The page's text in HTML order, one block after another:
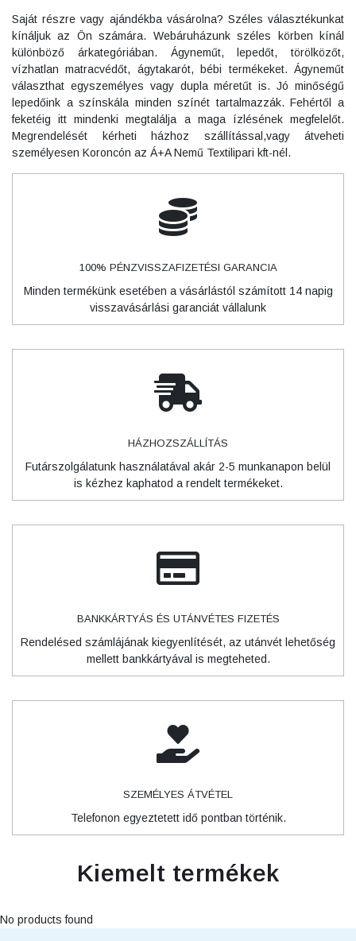
Saját részre vagy ajándékba vásárolna? Széles választékunkat
kínáljuk az Ön számára. Webáruházunk széles körben kínál
különböző árkategóriában. Ágyneműt, lepedőt, törölközőt,
vízhatlan matracvédőt, ágytakarót, bébi termékeket. Ágyneműt
választhat egyszemélyes vagy dupla méretűt is. Jó minőségű
lepedőink a színskála minden színét tartalmazzák. Fehértől a
feketéig itt mindenki megtalálja a maga ízlésének megfelelőt.
Megrendelését kérheti házhoz szállítással,vagy átveheti
személyesen Koroncón az Á+A Nemű Textilipari kft-nél.
100% PÉNZVISSZAFIZETÉSI GARANCIA
Minden termékünk esetében a vásárlástól számított 14 napig
visszavásárlási garanciát vállalunk
HÁZHOZSZÁLLÍTÁS
Futárszolgálatunk használatával akár 2-5 munkanapon belül
is kézhez kaphatod a rendelt termékeket.
BANKKÁRTYÁS ÉS UTÁNVÉTES FIZETÉS
Rendelésed számlájának kiegyenlítését, az utánvét lehetőség
mellett bankkártyával is megteheted.
SZEMÉLYES ÁTVÉTEL
Telefonon egyeztetett idő pontban történik.
Kiemelt termékek
No products found